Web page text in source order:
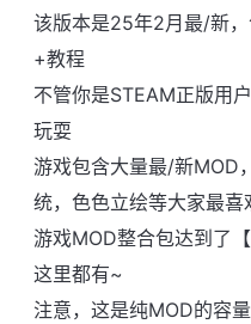
该版本是25年2月最/新
+教程
不管你是STEAM正版用
玩耍
游戏包含大量最/新MOD
统，色色立绘等大家最喜
游戏MOD整合包达到了
这里都有~
注意，这是纯MOD的容